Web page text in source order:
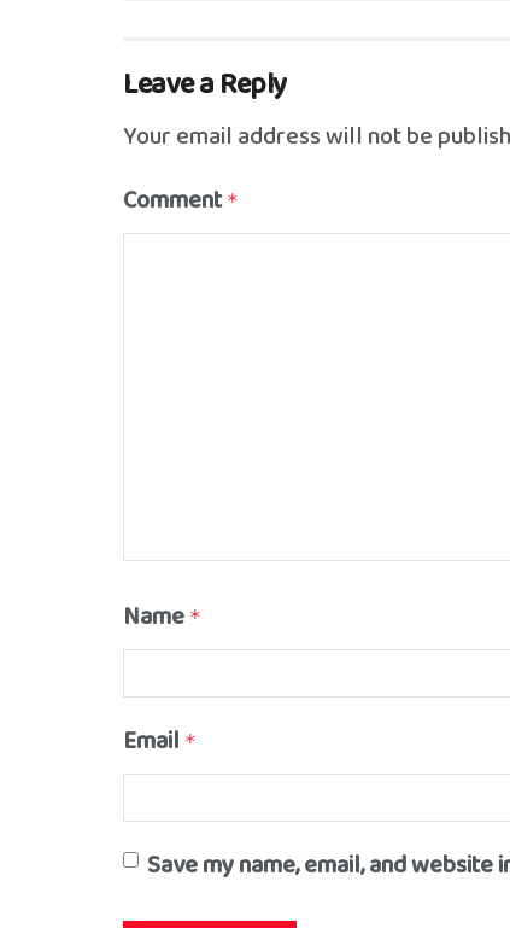
Leave a Reply
Your email address will not be
Comment *
Name *
Email *
Save my name, email, and